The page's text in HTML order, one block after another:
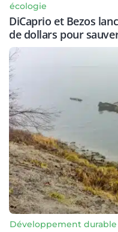
écologie
DiCaprio et Bezos
de dollars pour
Développement durable